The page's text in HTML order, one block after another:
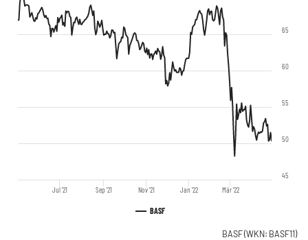
BASF
Jul '21 Sep '21 Nov '21 Jan '22 Mär '22
45
50
55
60
65
BASF(WKN: BASF11)